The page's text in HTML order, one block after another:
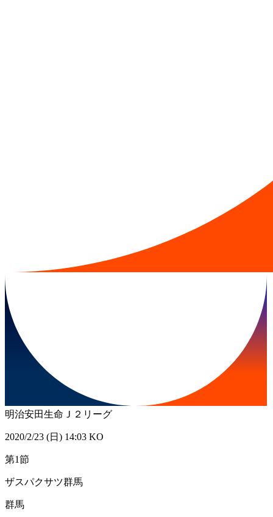
明治安田生命Ｊ２リーグ
2020/2/23 (日) 14:03 KO
第1節
ザスパクサツ群馬
群馬